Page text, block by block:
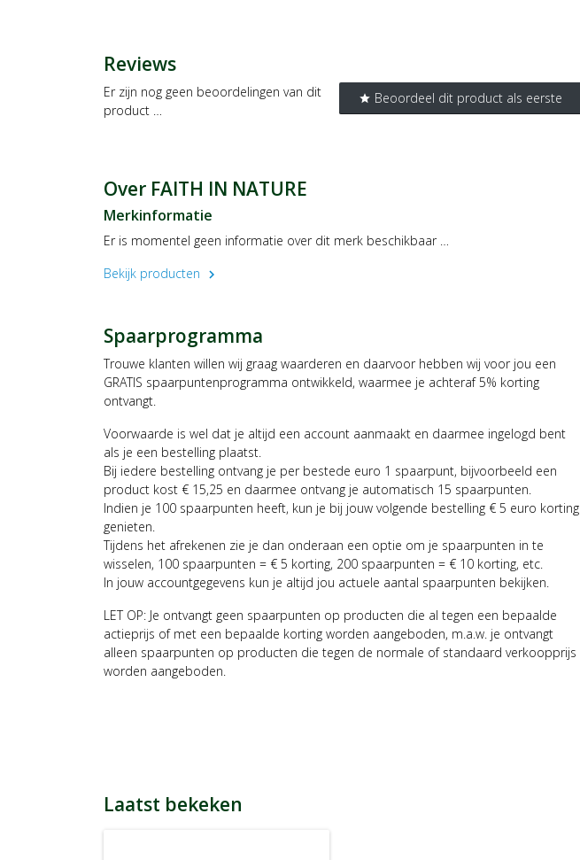
Reviews
star Beoordeel dit product als eerste
Er zijn nog geen beoordelingen van dit
product …
Over FAITH IN NATURE
Merkinformatie
Er is momentel geen informatie over dit merk beschikbaar …
Bekijk producten
chevron_right
Spaarprogramma
Trouwe klanten willen wij graag waarderen en daarvoor hebben wij voor jou een
GRATIS spaarpuntenprogramma ontwikkeld, waarmee je achteraf 5% korting
ontvangt.
Voorwaarde is wel dat je altijd een account aanmaakt en daarmee ingelogd bent
als je een bestelling plaatst.
Bij iedere bestelling ontvang je per bestede euro 1 spaarpunt, bijvoorbeeld een
product kost € 15,25 en daarmee ontvang je automatisch 15 spaarpunten.
Indien je 100 spaarpunten heeft, kun je bij jouw volgende bestelling € 5 euro korting
genieten.
Tijdens het afrekenen zie je dan onderaan een optie om je spaarpunten in te
wisselen, 100 spaarpunten = € 5 korting, 200 spaarpunten = € 10 korting, etc.
In jouw accountgegevens kun je altijd jou actuele aantal spaarpunten bekijken.
LET OP: Je ontvangt geen spaarpunten op producten die al tegen een bepaalde
actieprijs of met een bepaalde korting worden aangeboden, m.a.w. je ontvangt
alleen spaarpunten op producten die tegen de normale of standaard verkoopprijs
worden aangeboden.
Laatst bekeken